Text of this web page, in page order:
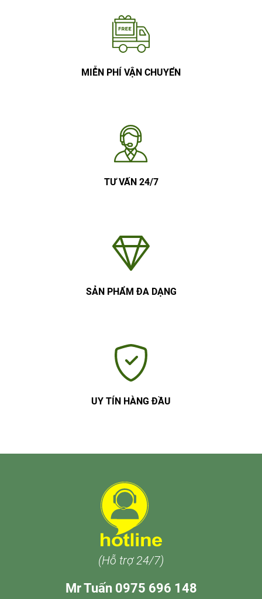
MIỄN PHÍ VẬN CHUYỂN
TƯ VẤN 24/7
SẢN PHẨM ĐA DẠNG
UY TÍN HÀNG ĐẦU
(Hỗ trợ 24/7)
Mr Tuấn 0975 696 148